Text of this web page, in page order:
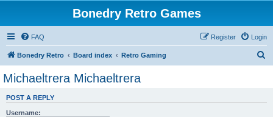
Bonedry Retro Games
FAQ Login
Register
Bonedry Retro Board index Retro Gaming
Michaeltrera Michaeltrera
POST A REPLY
Username: